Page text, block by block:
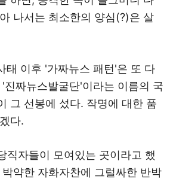
나서는 최소한의 양심(?)은 살
태 이후 '가짜뉴스 패턴'은 또 다
진짜뉴스발굴단'이라는 이름의 국
그 선봉에 섰다. 작명에 대한 품
다.
직자들이 모여있는 곳이라고 했
약한 자화자찬에 그럴싸한 반박